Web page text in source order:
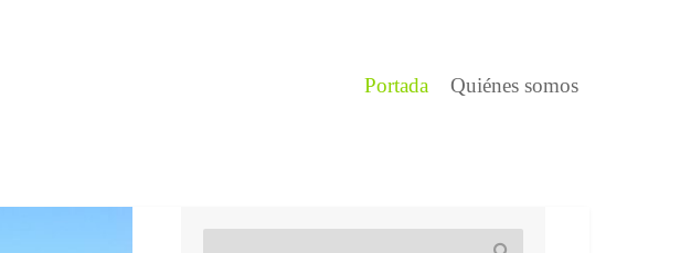
Portada Quiénes somos